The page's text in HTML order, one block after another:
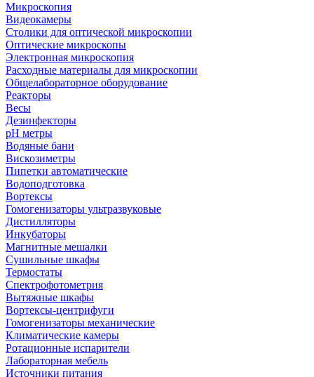
Микроскопия
Видеокамеры
Столики для оптической микроскопии
Оптические микроскопы
Электронная микроскопия
Расходные материалы для микроскопии
Общелабораторное оборудование
Реакторы
Весы
Дезинфекторы
рН метры
Водяные бани
Вискозиметры
Пипетки автоматические
Водоподготовка
Вортексы
Гомогенизаторы ультразвуковые
Дистилляторы
Инкубаторы
Магнитные мешалки
Сушильные шкафы
Термостаты
Спектрофотометрия
Вытяжные шкафы
Вортексы-центрифуги
Гомогенизаторы механические
Климатические камеры
Ротационные испарители
Лабораторная мебель
Источники питания